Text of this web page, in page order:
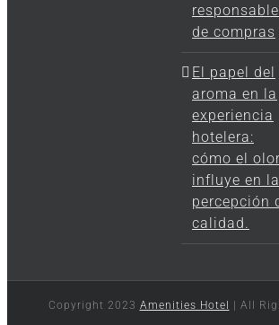
de compras
El papel del
aroma en la
experiencia
hotelera:
cómo el olor
influye en la
percepción
calidad.
Copyright 2023 Amenities Hotel | All